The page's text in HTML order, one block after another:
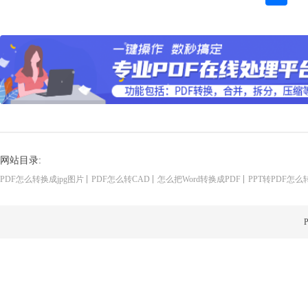
网站目录:
PDF怎么转换成jpg图片 PDF怎么转CAD 怎么把Word转换成PDF PPT转PDF怎么